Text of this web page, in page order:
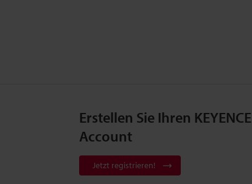
Erstellen Sie Ihren KEYENCE
Account
Jetzt registrieren!